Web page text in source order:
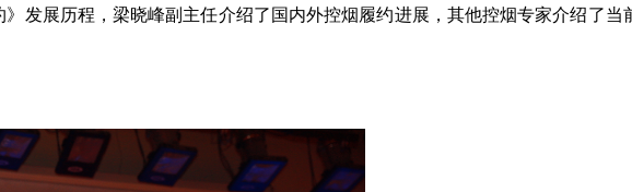
发展历程，梁晓峰副主任介绍了国内外控烟履约进展，其他控烟专家介绍了当